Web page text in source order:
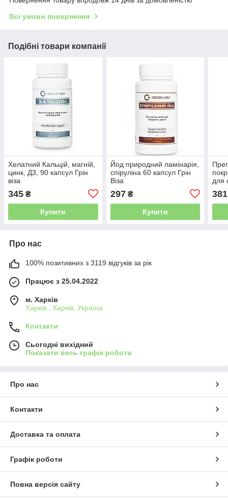
Всі умови повернення
Подібні товари компанії
Хелатний Кальцій, магній,
цинк, Д3, 90 капсул Грін
віза
345 ₴
Купити
Йод природний ламінарія,
спіруліна 60 капсул Грін
Віза
297₴
Купити
для
381
Про нас
100% позитивних з 3119 відгуків за рік
Працює з 25.04.2022
м. Харків
Харків , Харків, Україна
Контакти
Сьогодні вихідний
Показати весь графік роботи
Про нас
Контакти
Доставка та оплата
Графік роботи
Повна версія сайту